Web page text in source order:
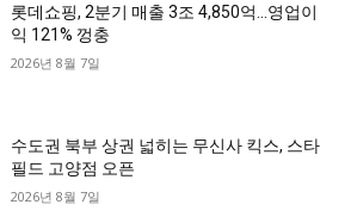
롯데쇼핑, 2분기 매출 3조 4,850억…영업이
익 121% 껑충
2026년 8월 7일
수도권 북부 상권 넓히는 무신사 킥스, 스타
필드 고양점 오픈
2026년 8월 7일